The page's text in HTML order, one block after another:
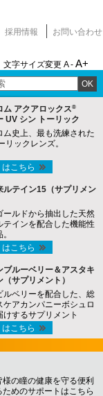
採用情報 お問い合わせ
文字サイズ変更 A - A+
OK
ム アクアロックス®
UV シン トーリック
ム史上、最も洗練された
リックレンズ。
こちら
ルテイン15（サプリメン
ールドから抽出した天然
テインを配合した機能性
こちら
ブルーベリー＆アスタキ
サプリメント）
ルベリーを配合した、総
ケアカンパニーボシュロ
けするサプリメント
こちら
の瞳の健康を守る便利
めのサポートはこちら